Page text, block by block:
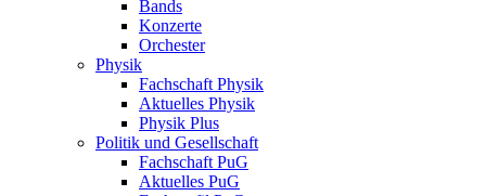
Bands
Konzerte
Orchester
Physik
Fachschaft Physik
Aktuelles Physik
Physik Plus
Politik und Gesellschaft
Fachschaft PuG
Aktuelles PuG